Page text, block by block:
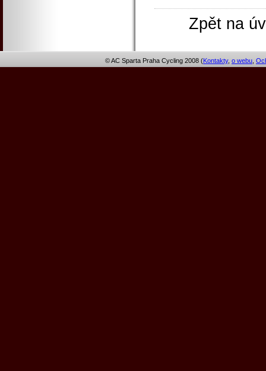
Zpět na
© AC Sparta Praha Cycling 2008 (Kontakty, o webu